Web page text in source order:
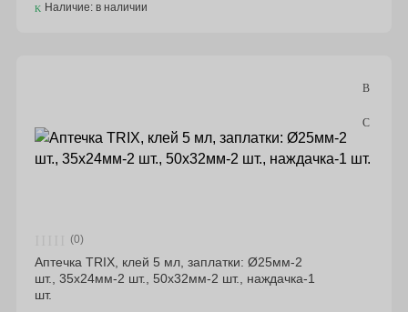
Наличие: в наличии
(0)
Аптечка TRIX, клей 5 мл, заплатки: Ø25мм-2
шт., 35х24мм-2 шт., 50х32мм-2 шт., наждачка-1
шт.